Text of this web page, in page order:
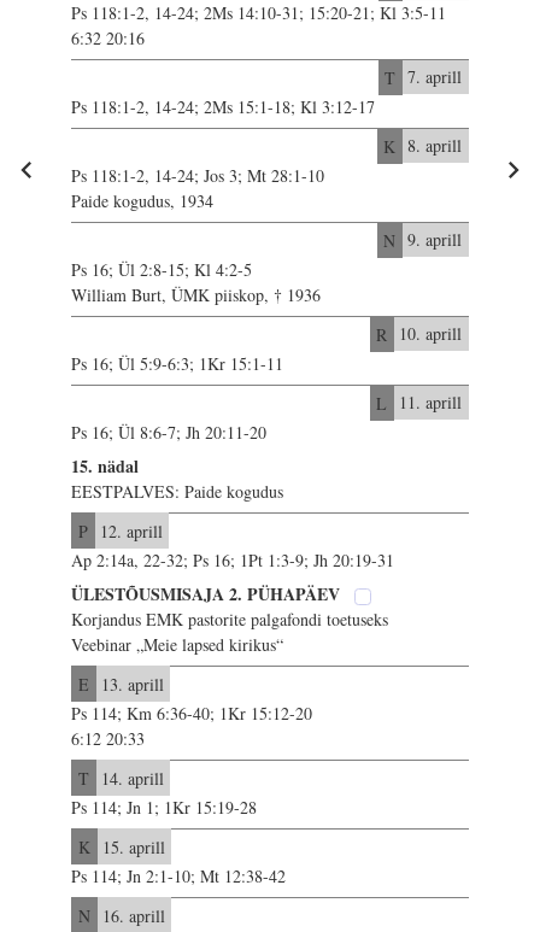
Ps 118:1-2, 14-24; 2Ms 14:10-31; 15:20-21; Kl 3:5-11
6:32 20:16
T 7. aprill
Ps 118:1-2, 14-24; 2Ms 15:1-18; Kl 3:12-17
K
8. aprill
Ps 118:1-2, 14-24; Jos 3; Mt 28:1-10
Paide kogudus, 1934
N 9. aprill
Ps 16; Ül 2:8-15; Kl 4:2-5
William Burt, ÜMK piiskop, † 1936
R
10. aprill
Ps 16; Ül 5:9-6:3; 1Kr 15:1-11
L
11. aprill
Ps 16; Ül 8:6-7; Jh 20:11-20
15. nädal
EESTPALVES: Paide kogudus
P
12. aprill
Ap 2:14a, 22-32; Ps 16; 1Pt 1:3-9; Jh 20:19-31
ÜLESTÕUSMISAJA 2. PÜHAPÄEV
Korjandus EMK pastorite palgafondi toetuseks
Veebinar „Meie lapsed kirikus“
E
13. aprill
Ps 114; Km 6:36-40; 1Kr 15:12-20
6:12 20:33
T
14. aprill
Ps 114; Jn 1; 1Kr 15:19-28
K
15. aprill
Ps 114; Jn 2:1-10; Mt 12:38-42
N
16. aprill